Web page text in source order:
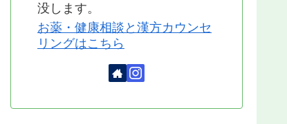
没します。
お薬・健康相談と漢方カウンセ
リングはこちら